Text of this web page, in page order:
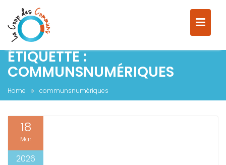
ÉTIQUETTE :
COMMUNSNUMÉRIQUES
Home communsnumériques
18
Mar
2026